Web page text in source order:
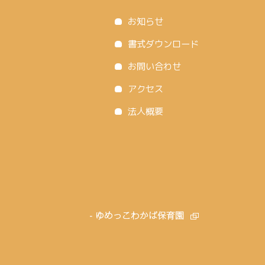
お知らせ
書式ダウンロード
お問い合わせ
アクセス
法人概要